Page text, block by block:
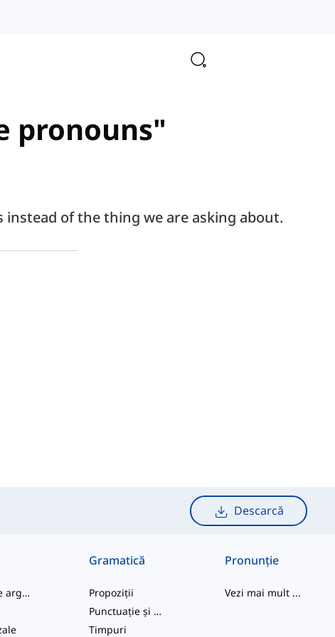
pronouns"
of the thing we are asking about.
Descarcă
cuvinte de argou
Gramatică
Propoziții
Punctuație și Ortografie
Timpuri
Pronunție
Vezi mai mult ...